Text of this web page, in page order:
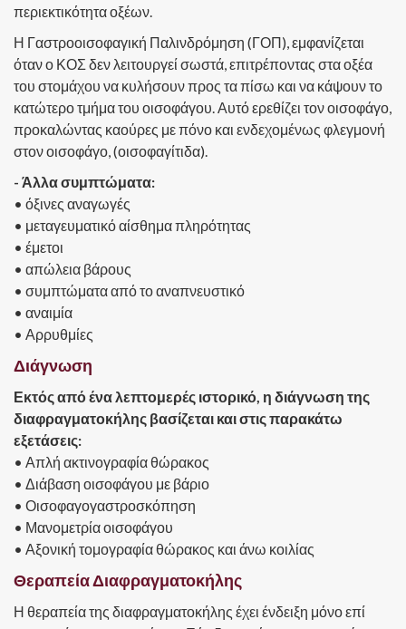
περιεκτικότητα οξέων.
Η Γαστροοισοφαγική Παλινδρόμηση (ΓΟΠ), εμφανίζεται
όταν ο ΚΟΣ δεν λειτουργεί σωστά, επιτρέποντας στα οξέα
του στομάχου να κυλήσουν προς τα πίσω και να κάψουν το
κατώτερο τμήμα του οισοφάγου. Αυτό ερεθίζει τον οισοφάγο,
προκαλώντας καούρες με πόνο και ενδεχομένως φλεγμονή
στον οισοφάγο, (οισοφαγίτιδα).
- Άλλα συμπτώματα:
• όξινες αναγωγές
• μεταγευματικό αίσθημα πληρότητας
• έμετοι
• απώλεια βάρους
• συμπτώματα από το αναπνευστικό
• αναιμία
• Αρρυθμίες
Διάγνωση
Εκτός από ένα λεπτομερές ιστορικό, η διάγνωση της
διαφραγματοκήλης βασίζεται και στις παρακάτω
εξετάσεις:
• Απλή ακτινογραφία θώρακος
• Διάβαση οισοφάγου με βάριο
• Οισοφαγογαστροσκόπηση
• Μανομετρία οισοφάγου
• Αξονική τομογραφία θώρακος και άνω κοιλίας
Θεραπεία Διαφραγματοκήλης
Η θεραπεία της διαφραγματοκήλης έχει ένδειξη μόνο επί